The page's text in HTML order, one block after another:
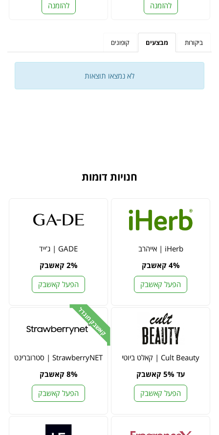
להזמנה להזמנה
ביקורות מבצעים קופונים
לא נמצאו תוצאות
חנויות דומות
iHerb | אייהרב
4% קאשבק
הפעל קאשבק
GADE | ג'ייד
2% קאשבק
הפעל קאשבק
Cult Beauty | קאלט ביוטי
עד 5% קאשבק
הפעל קאשבק
קאשבק מוגדל
StrawberryNET | סטרוברינט
8% קאשבק
הפעל קאשבק